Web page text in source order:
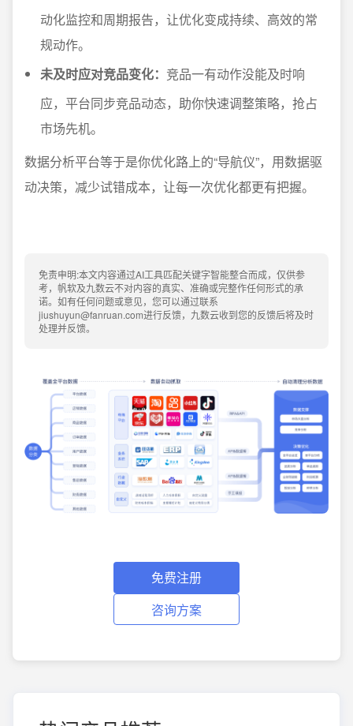
动化监控和周期报告，让优化变成持续、高效的常
规动作。
未及时应对竞品变化： 竞品一有动作没能及时响
应，平台同步竞品动态，助你快速调整策略，抢占
市场先机。
数据分析平台等于是你优化路上的“导航仪”，用数据驱
动决策，减少试错成本，让每一次优化都更有把握。
免责申明:本文内容通过AI工具匹配关键字智能整合而成，仅供参
考，帆软及九数云不对内容的真实、准确或完整作任何形式的承
诺。如有任何问题或意见，您可以通过联系
jiushuyun@fanruan.com进行反馈，九数云收到您的反馈后将及时
处理并反馈。
免费注册
咨询方案